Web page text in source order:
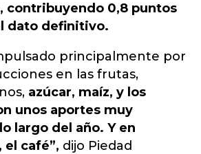
contribuyendo 0,8 puntos
dato definitivo.
principalmente por
en las frutas,
azúcar, maíz, y los
unos aportes muy
largo del año. Y en
el café”, dijo Piedad